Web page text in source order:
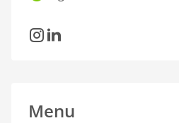
Instagram
Menu